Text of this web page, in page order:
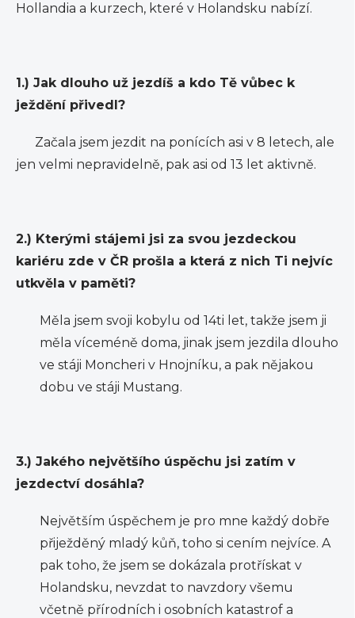
Hollandia a kurzech, které v Holandsku nabízí.
1.) Jak dlouho už jezdíš a kdo Tě vůbec k
ježdění přivedl?
Začala jsem jezdit na ponících asi v 8 letech, ale
jen velmi nepravidelně, pak asi od 13 let aktivně.
2.) Kterými stájemi jsi za svou jezdeckou
kariéru zde v ČR prošla a která z nich Ti nejvíc
utkvěla v paměti?
Měla jsem svoji kobylu od 14ti let, takže jsem ji
měla víceméně doma, jinak jsem jezdila dlouho
ve stáji Moncheri v Hnojníku, a pak nějakou
dobu ve stáji Mustang.
3.) Jakého největšího úspěchu jsi zatím v
jezdectví dosáhla?
Největším úspěchem je pro mne každý dobře
přiježděný mladý kůň, toho si cením nejvíce. A
pak toho, že jsem se dokázala protřískat v
Holandsku, nevzdat to navzdory všemu
včetně přírodních i osobních katastrof a